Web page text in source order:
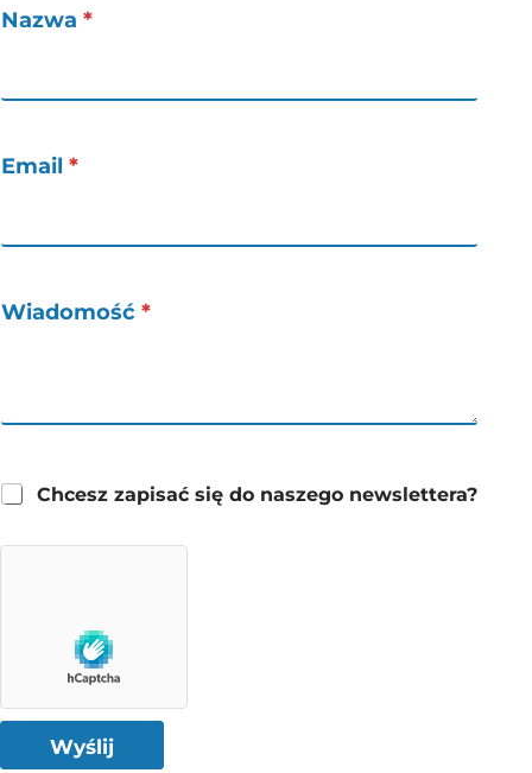
Nazwa *
Email *
Wiadomość *
Chcesz zapisać się do naszego newslettera?
Wyślij